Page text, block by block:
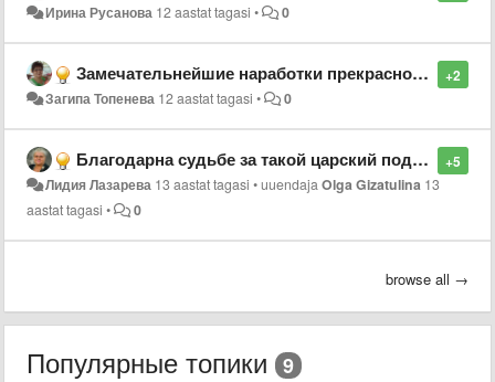
Ирина Русанова 12 aastat tagasi • 0
+2
Замечательнейшие наработки прекрасного педагога! Всё интересно, полезно, познавательно! Повезло студентам с таким педагогом!
Загипа Топенева 12 aastat tagasi • 0
+5
Благодарна судьбе за такой царский подарок! Горжусь дружбой с ВамиЙ
Лидия Лазарева 13 aastat tagasi •uuendajaOlga Gizatulina 13
aastat tagasi • 0
browse all →
Популярные топики 9